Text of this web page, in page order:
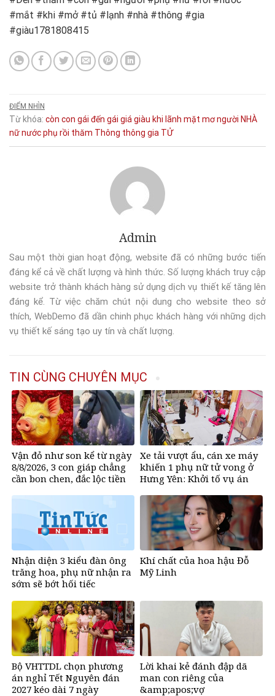
#mắt #khi #mở #tủ #lạnh #nhà #thông #gia
#giàu1781808415
ĐIỂM NHÌN
Từ khóa: còn con gái đến gái giá giàu khi lãnh mặt mơngười NHÀ
nữnướcphụ rồi thăm Thông thông gia TỬ
Admin
Sau một thời gian hoạt động, website đã có những bước tiến
đáng kể cả về chất lượng và hình thức. Số lượng khách truy cập
website trở thành khách hàng sử dụng dịch vụ thiết kế tăng lên
đáng kể. Từ việc chăm chút nội dung cho website theo sở
thích, WebDemo đã dần chinh phục khách hàng với những dịch
vụ thiết kế sáng tạo uy tín và chất lượng.
TIN CÙNG CHUYÊN MỤC
Vận đỏ như son kể từ ngày
8/8/2026, 3 con giáp chẳng
cần bon chen, đắc lộc tiền
hương đổi đời
Xe tải vượt ẩu, cán xe máy
khiến 1 phụ nữ tử vong ở
Hưng Yên: Khởi tố vụ án
Nhận diện 3 kiểu đàn ông
trăng hoa, phụ nữ nhận ra
sớm sẽ bớt hối tiếc
Khí chất của hoa hậu Đỗ
Mỹ Linh
Bộ VHTTDL chọn phương
án nghỉ Tết Nguyên đán
2027 kéo dài 7 ngày
Lời khai kẻ đánh đập dã
man con riêng của
&amp;apos;vợ